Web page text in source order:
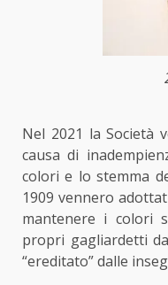
Nel 2021 la Società
causa di
colori e lo stemma
1909 vennero
mantenere i colori
propri gagliardetti
“ereditato” dalle